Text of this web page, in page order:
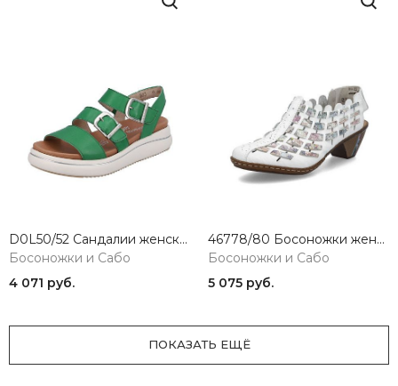
D0L50/52 Сандалии женские Remonte
Босоножки и Сабо
4 071 руб.
46778/80 Босоножки женские белый Rieker
Босоножки и Сабо
5 075 руб.
ПОКАЗАТЬ ЕЩЁ